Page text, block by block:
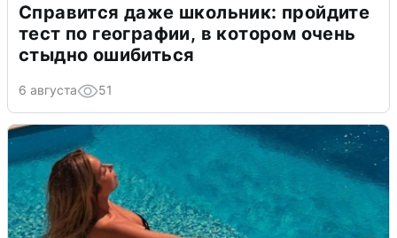
Справится даже школьник: пройдите
тест по географии, в котором очень
стыдно ошибиться
6 августа 51